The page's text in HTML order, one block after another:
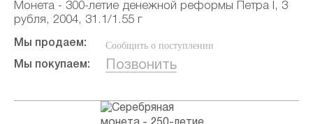
Монета - 300-летие денежной реформы Петра I, 3
рубля, 2004, 31.1/1.55 г
Мы продаем: Сообщить о поступлении
Мы покупаем: Позвонить